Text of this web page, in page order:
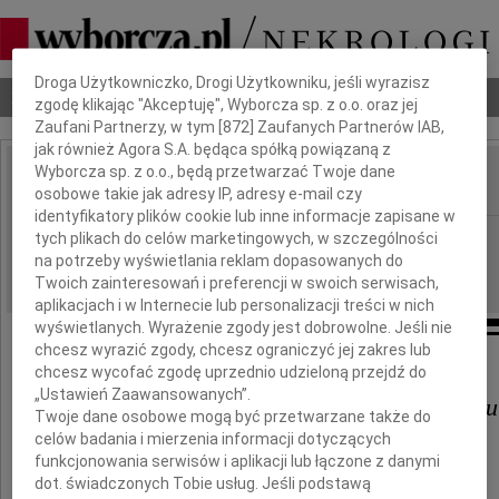
Nekrologi Odeszli Poradnik pogrzebowy
IMIĘ I NAZWISKO:
REGION: Lublin
DATA EMISJI: 06.02.2010
Posłowi na Sejm RP
Włodzimierzowi Karpińskiemu
wyrazy głębokiego współczucia
z powodu śmierci
Dbamy o Twoją prywatność
Droga Użytkowniczko, Drogi Użytkowniku, jeśli wyrazisz
zgodę klikając "Akceptuję", Wyborcza sp. z o.o. oraz jej
Zaufani Partnerzy, w tym [872 ] Zaufanych Partnerów IAB,
jak również Agora S.A. będąca spółką powiązaną z
Wyborcza sp. z o.o., będą przetwarzać Twoje dane
osobowe takie jak adresy IP, adresy e-mail czy
identyfikatory plików cookie lub inne informacje zapisane w
tych plikach do celów marketingowych, w szczególności
na potrzeby wyświetlania reklam dopasowanych do
Twoich zainteresowań i preferencji w swoich serwisach,
aplikacjach i w Internecie lub personalizacji treści w nich
wyświetlanych. Wyrażenie zgody jest dobrowolne. Jeśli nie
chcesz wyrazić zgody, chcesz ograniczyć jej zakres lub
chcesz wycofać zgodę uprzednio udzieloną przejdź do
„Ustawień Zaawansowanych”.
Twoje dane osobowe mogą być przetwarzane także do
celów badania i mierzenia informacji dotyczących
funkcjonowania serwisów i aplikacji lub łączone z danymi
dot. świadczonych Tobie usług. Jeśli podstawą